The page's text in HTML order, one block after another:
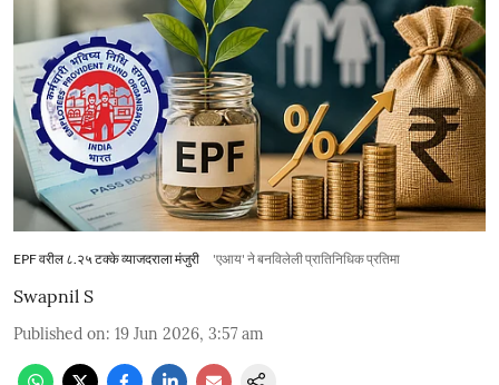
EPF वरील ८.२५ टक्के व्याजदराला मंजुरी 'एआय' ने बनविलेली प्रातिनिधिक प्रतिमा
Swapnil S
Published on: 19 Jun 2026, 3:57 am